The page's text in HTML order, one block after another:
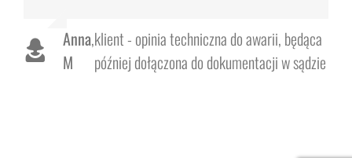
Anna
M
,klient - opinia techniczna do awarii, będąca
później dołączona do dokumentacji w sądzie